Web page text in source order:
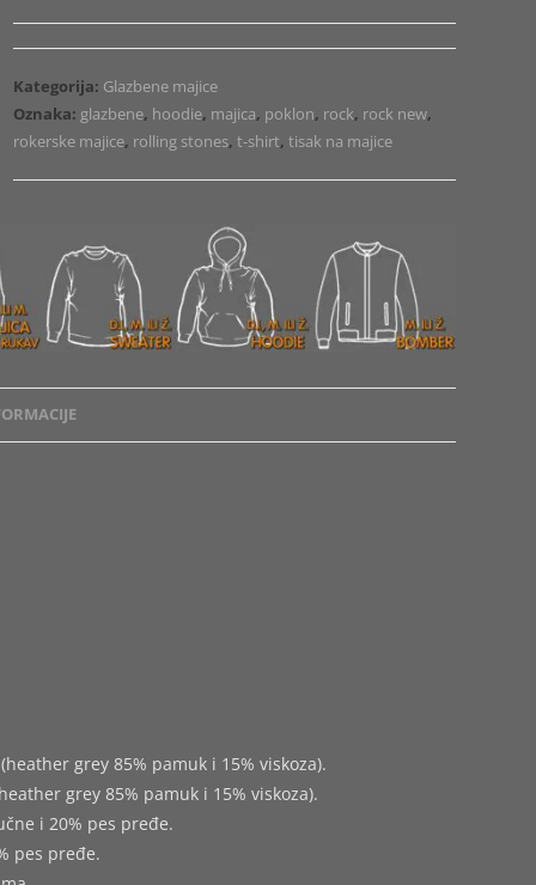
Hoodie
Stones
Decca
1
količina
Kategorija: Glazbene majice
Oznaka: glazbene, hoodie, majica, poklon, rock, rock new,
rokerske majice, rolling stones,t-shirt,tisak na majice
grey 85% pamuk i 15% viskoza).
grey 85% pamuk i 15% viskoza).
i 20% pes pređe.
pes pređe.